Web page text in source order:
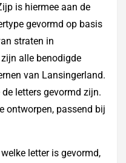
is hiermee aan de
gevormd op basis
straten in
alle benodigde
van Lansingerland.
letters gevormd zijn.
ontworpen, passend bij
letter is gevormd,